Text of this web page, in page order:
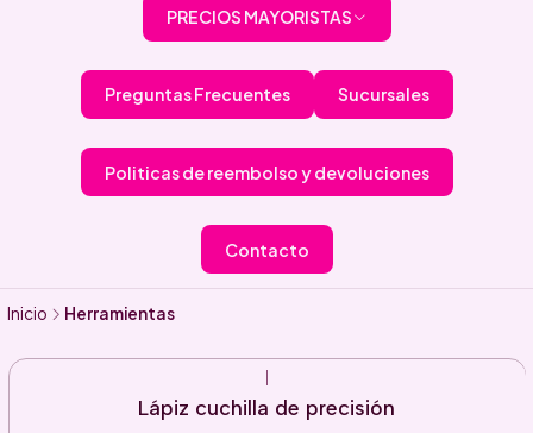
PRECIOS MAYORISTAS
Preguntas Frecuentes Sucursales
Politicas de reembolso y devoluciones
Contacto
Inicio Herramientas
Lápiz cuchilla de precisión